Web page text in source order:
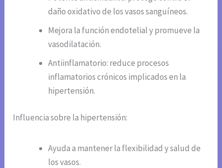
daño oxidativo de los vasos sanguíneos.
Mejora la función endotelial y promueve la
vasodilatación.
Antiinflamatorio: reduce procesos
inflamatorios crónicos implicados en la
hipertensión.
Influencia sobre la hipertensión:
Ayuda a mantener la flexibilidad y salud de
los vasos.